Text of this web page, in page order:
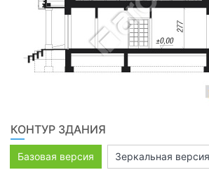
КОНТУР ЗДАНИЯ
Базовая версия Зеркальная версия